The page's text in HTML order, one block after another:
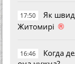
17:50
Як
Житомирі ®
16:46
Когда